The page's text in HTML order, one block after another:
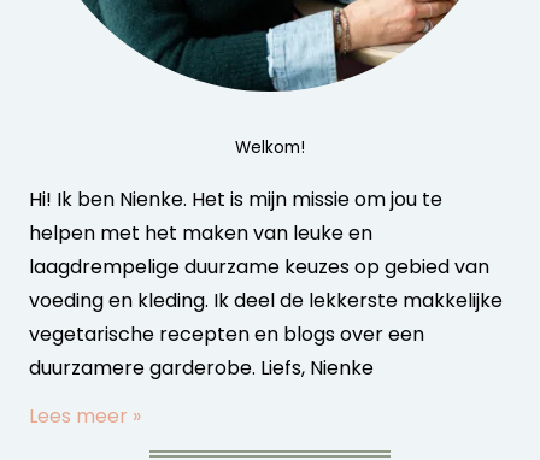
Welkom!
Hi! Ik ben Nienke. Het is mijn missie om jou te
helpen met het maken van leuke en
laagdrempelige duurzame keuzes op gebied van
voeding en kleding. Ik deel de lekkerste makkelijke
vegetarische recepten en blogs over een
duurzamere garderobe. Liefs, Nienke
Lees meer »